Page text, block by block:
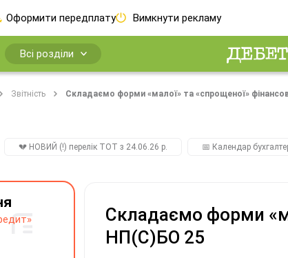
Оформити передплату Вимкнути рекламу
Всі розділи
Звітність Складаємо форми «малої» та «спрощеної»
💔 НОВИЙ (!) перелік ТОТ з 24.06.26 р. 📅 Календар
Складаємо форми
НП(С)БО 25